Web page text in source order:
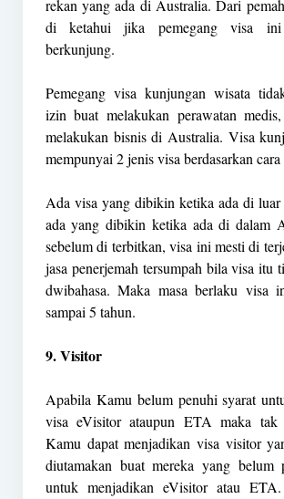
rekan yang ada di Australia. Dari
di ketahui jika pemegang visa
berkunjung.
Pemegang visa kunjungan wisata
izin buat melakukan perawatan
melakukan bisnis di Australia. Visa
mempunyai 2 jenis visa berdasarkan
Ada visa yang dibikin ketika ada di luar
ada yang dibikin ketika ada di dalam
sebelum di terbitkan, visa ini mesti di
jasa penerjemah tersumpah bila visa itu
dwibahasa. Maka masa berlaku visa
sampai 5 tahun.
9. Visitor
Apabila Kamu belum penuhi syarat
visa eVisitor ataupun ETA maka tak
Kamu dapat menjadikan visa visitor
diutamakan buat mereka yang belum
untuk menjadikan eVisitor atau